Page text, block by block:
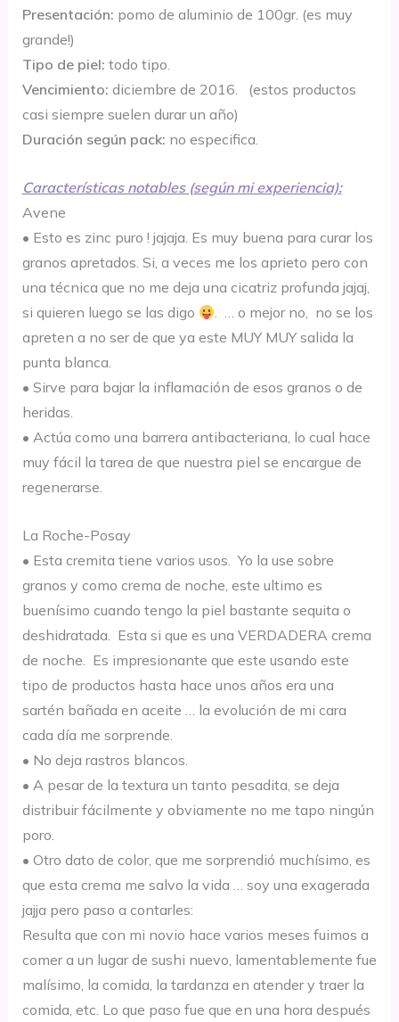
Presentación: pomo de aluminio de 100gr. (es muy
grande!)
Tipo de piel: todo tipo.
Vencimiento: diciembre de 2016. (estos productos
casi siempre suelen durar un año)
Duración según pack: no especifica.
Características notables (según mi experiencia):
Avene
• Esto es zinc puro ! jajaja Es muy buena para curar los
granos apretados . Si , a veces me los aprieto pero con
una técnica que no me deja una cicatriz profunda jajaj,
si quieren luego se las digo … o mejor no, no se los
apreten a no ser de que ya este MUY MUY salida la
punta blanca.
• Sirve para bajar la inflamación de esos granos o de
heridas.
• Actúa como una barrera antibacteriana, lo cual hace
muy fácil la tarea de que nuestra piel se encargue de
regenerarse.
La Roche-Posay
• Esta cremita tiene varios usos. Yo la use sobre
granos y como crema de noche, este ultimo es
buenísimo cuando tengo la piel bastante sequita o
deshidratada . Esta si que es una VERDADERA crema
de noche. Es impresionante que este usando este
tipo de productos hasta hace unos años era una
sartén bañada en aceite … la evolución de mi cara
cada día me sorprende.
• No deja rastros blancos.
• A pesar de la textura un tanto pesadita, se deja
distribuirfácilmente y obviamente no me tapo ningún
poro.
• Otro dato de color, que me sorprendió muchísimo, es
que esta crema me salvo la vida … soy una exagerada
jajja pero paso a contarles:
Resulta que con mi novio hace varios meses fuimos a
comer a un lugar de sushi nuevo, lamentablemente fue
malísimo , la comida , la tardanza en atender y traer la
comida, etc. Lo que paso fue que en una hora después